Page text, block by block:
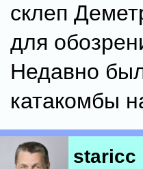
склеп
для
Недавно
катакомбы
staricc